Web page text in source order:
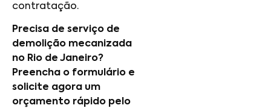
contratação.
Precisa de serviço de
demolição mecanizada
no Rio de Janeiro?
Preencha o formulário e
solicite agora um
orçamento rápido pelo